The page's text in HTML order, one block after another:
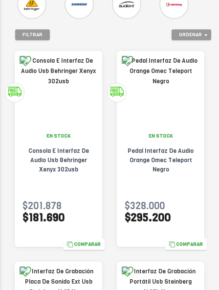
ORDENAR
FILTRAR
EN STOCK
Consola E Interfaz De
Audio Usb Behringer
Xenyx 302usb
$201.878
$181.690
COMPARAR
EN STOCK
Pedal Interfaz De Audio
Orange Omec Teleport
Negro
$328.000
$295.200
COMPARAR